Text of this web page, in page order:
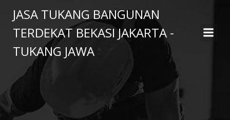
to
content
JASA TUKANG BANGUNAN
TERDEKAT BEKASI JAKARTA -
TUKANG JAWA